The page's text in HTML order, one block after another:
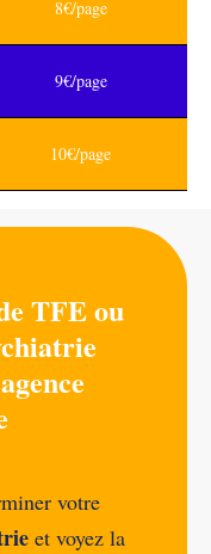
8€/page
9€/page
10€/page
TFE ou
votre
et voyez la